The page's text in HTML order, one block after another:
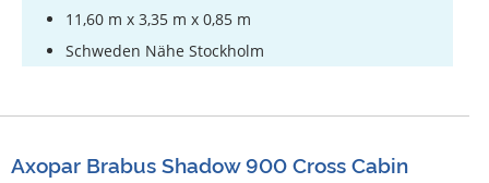
11,60 m x 3,35 m x 0,85 m
Schweden Nähe Stockholm
Axopar Brabus Shadow 900 Cross Cabin